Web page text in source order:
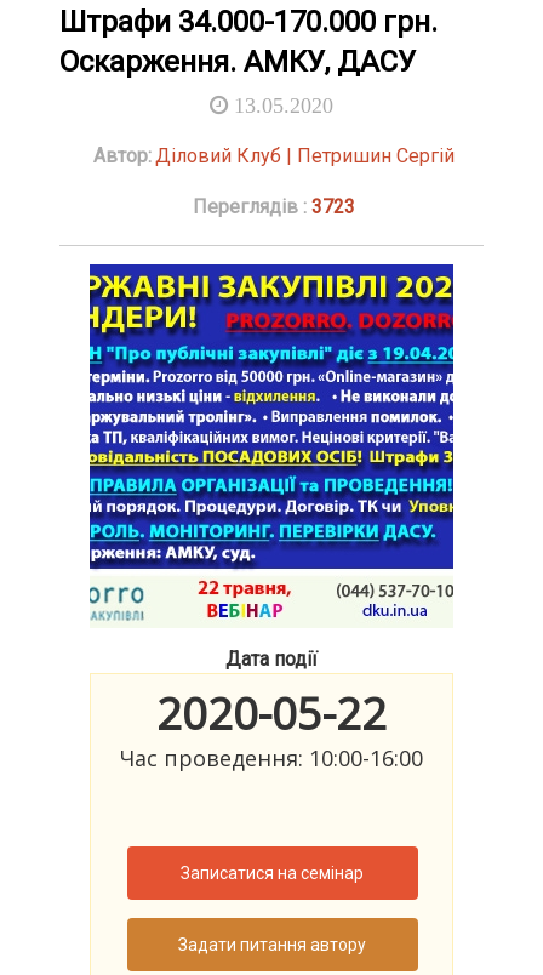
Штрафи 34.000-170.000 грн.
Оскарження. АМКУ, ДАСУ
13.05.2020
Автор:Діловий Клуб | Петришин Сергій
Переглядів :3723
Дата події
2020-05-22
Час проведення: 10:00-16:00
Записатися на семінар
Задати питання автору